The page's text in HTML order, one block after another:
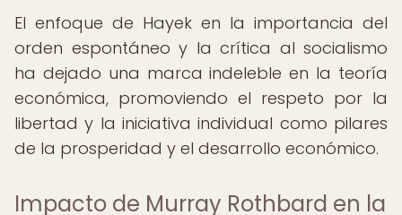
El enfoque de Hayek en la importancia del
orden espontáneo y la crítica al socialismo
ha dejado una marca indeleble en la teoría
económica, promoviendo el respeto por la
libertad y la iniciativa individual como pilares
de la prosperidad y el desarrollo económico.
Impacto de Murray Rothbard en la